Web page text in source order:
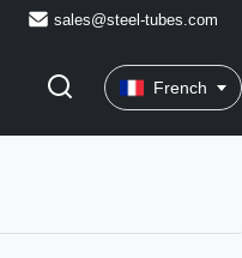
sales@steel-tubes.com
French